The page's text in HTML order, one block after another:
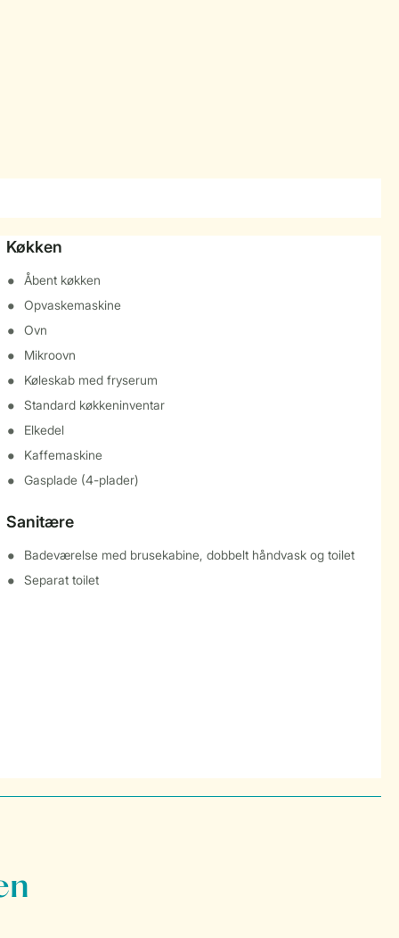
Køkken
Åbent køkken
Opvaskemaskine
Ovn
Mikroovn
Køleskab med fryserum
Standard køkkeninventar
Elkedel
Kaffemaskine
Gasplade (4-plader)
Sanitære
Badeværelse med brusekabine, dobbelt håndvask og toilet
Separat toilet